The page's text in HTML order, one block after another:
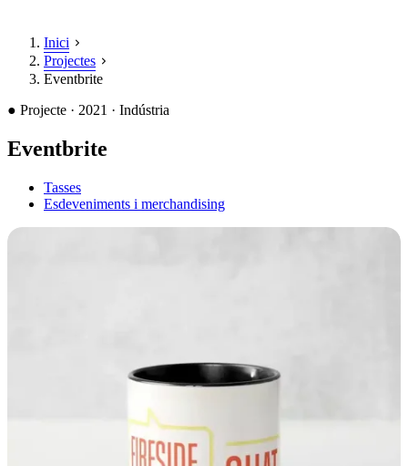
Inici
Projectes
Eventbrite
● Projecte · 2021 · Indústria
Eventbrite
Tasses
Esdeveniments i merchandising